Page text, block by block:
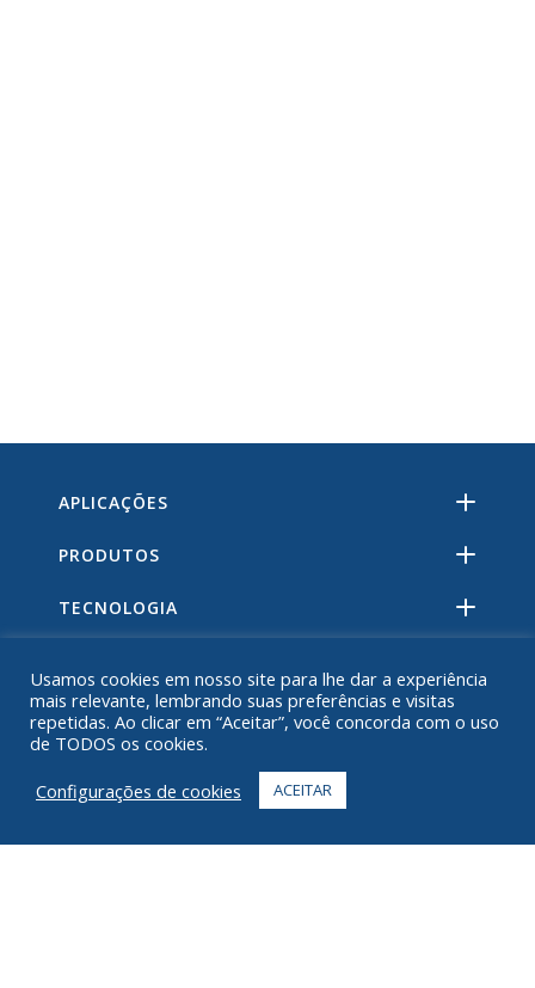
APLICAÇÕES
PRODUTOS
TECNOLOGIA
SOBRE
Usamos cookies em nosso site para lhe dar a experiência
mais relevante, lembrando suas preferências e visitas
repetidas. Ao clicar em “Aceitar”, você concorda com o uso
de TODOS os cookies.
Configurações de cookies
ACEITAR